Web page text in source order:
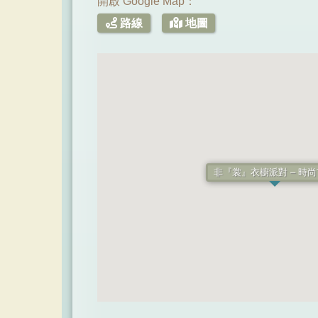
路線
地圖
非『裳』衣櫥派對 – 時